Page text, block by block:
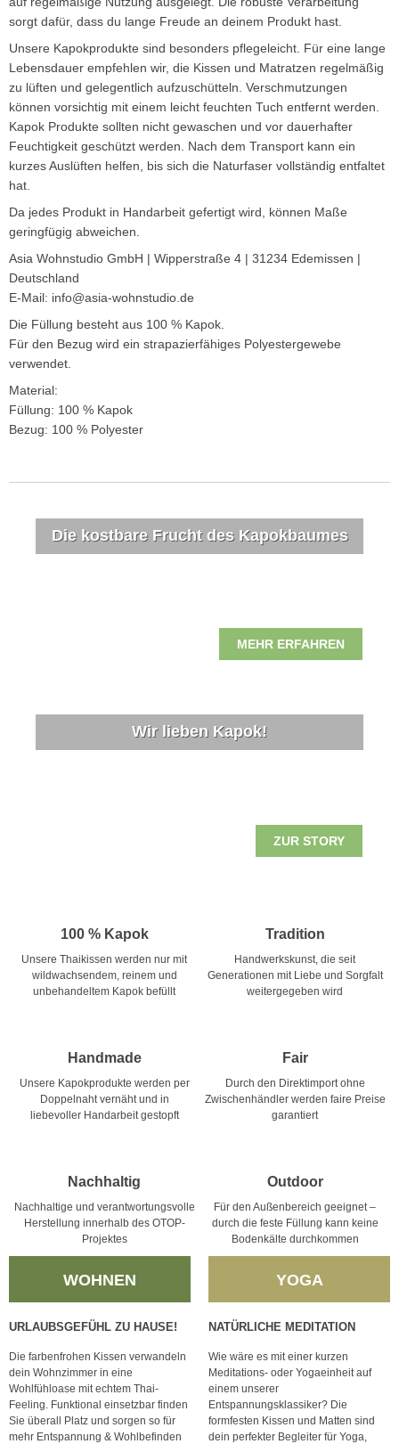
sorgt dafür, dass du lange Freude an deinem Produkt hast.
Unsere Kapokprodukte sind besonders pflegeleicht. Für eine lange
Lebensdauer empfehlen wir, die Kissen und Matratzen regelmäßig
zu lüften und gelegentlich aufzuschütteln. Verschmutzungen
können vorsichtig mit einem leicht feuchten Tuch entfernt werden.
Kapok Produkte sollten nicht gewaschen und vor dauerhafter
Feuchtigkeit geschützt werden. Nach dem Transport kann ein
kurzes Auslüften helfen, bis sich die Naturfaser vollständig entfaltet
hat.
Da jedes Produkt in Handarbeit gefertigt wird, können Maße
geringfügig abweichen.
Asia Wohnstudio GmbH | Wipperstraße 4 | 31234 Edemissen |
Deutschland
E-Mail: info@asia-wohnstudio.de
Die Füllung besteht aus 100 % Kapok.
Für den Bezug wird ein strapazierfähiges Polyestergewebe
verwendet.
Material:
Füllung: 100 % Kapok
Bezug: 100 % Polyester
Die kostbare Frucht des Kapokbaumes
MEHR ERFAHREN
Wir lieben Kapok!
ZUR STORY
100 % Kapok
Unsere Thaikissen werden nur mit
wildwachsendem, reinem und
unbehandeltem Kapok befüllt
Tradition
Handwerkskunst, die seit
Generationen mit Liebe und Sorgfalt
weitergegeben wird
Handmade
Unsere Kapokprodukte werden per
Doppelnaht vernäht und in
liebevoller Handarbeit gestopft
Fair
Durch den Direktimport ohne
Zwischenhändler werden faire Preise
garantiert
Nachhaltig
Nachhaltige und verantwortungsvolle
Herstellung innerhalb des OTOP-
Projektes
Outdoor
Für den Außenbereich geeignet –
durch die feste Füllung kann keine
Bodenkälte durchkommen
WOHNEN
URLAUBSGEFÜHL ZU HAUSE!
Die farbenfrohen Kissen verwandeln
dein Wohnzimmer in eine
Wohlfühloase mit echtem Thai-
Feeling. Funktional einsetzbar finden
Sie überall Platz und sorgen so für
mehr Entspannung & Wohlbefinden
YOGA
NATÜRLICHE MEDITATION
Wie wäre es mit einer kurzen
Meditations- oder Yogaeinheit auf
einem unserer
Entspannungsklassiker? Die
formfesten Kissen und Matten sind
dein perfekter Begleiter für Yoga,